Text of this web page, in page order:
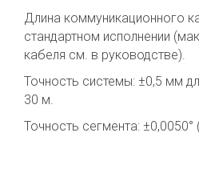
Длина коммуникационного
стандартном исполнении
кабеля см. в руководстве).
Точность системы: ±0,5 мм
30 м.
Точность сегмента: